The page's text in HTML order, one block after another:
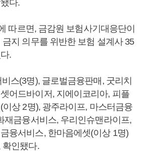
다.
따르면, 금감원 보험사기대응단이
금지 의무를 위반한 보험 설계사 35
.
스(3명), 글로벌금융판매, 굿리치
어드바이저, 지에이코리아, 피플
상 2명), 광주라이프, 마스터금융
재금융서비스, 우리인슈맨라이프,
융서비스, 한마음에셋(이상 1명)
확인됐다.